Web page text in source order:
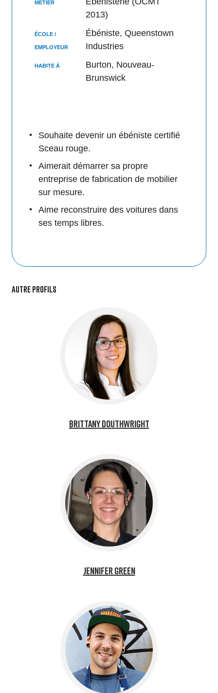
MÉTIER
2013)
ÉCOLE /
EMPLOYEUR
Ébéniste, Queenstown
Industries
HABITE À
Burton, Nouveau-
Brunswick
Souhaite devenir un ébéniste certifié
Sceau rouge.
Aimerait démarrer sa propre
entreprise de fabrication de mobilier
sur mesure.
Aime reconstruire des voitures dans
ses temps libres.
Autre profils
Brittany Douthwright
Jennifer Green